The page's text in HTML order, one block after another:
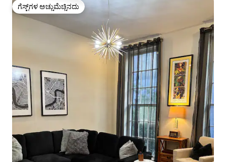
ಗೆಸ್ಟ್‌ಗಳ ಅಚ್ಚುಮೆಚ್ಚಿನದು
ಗೆಸ್ಟ್‌ಗಳ ಅಚ್ಚುಮೆಚ್ಚಿನದು